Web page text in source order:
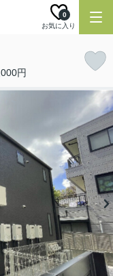
お気に入り
0
円